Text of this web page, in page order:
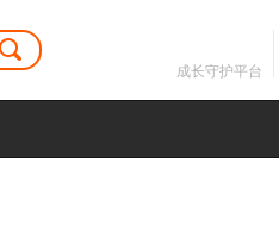
成长守护平台